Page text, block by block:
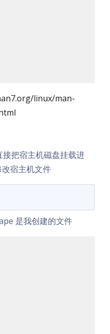
linux/man-
把宿主机磁盘挂载进
宿主机文件
是我创建的文件